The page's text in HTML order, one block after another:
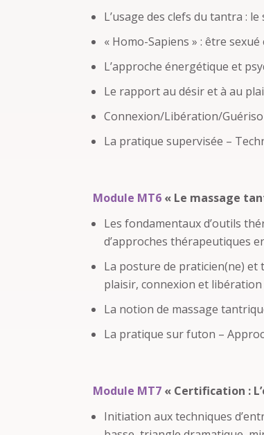
L’usage des clefs du tantra :
« Homo-Sapiens » : être
L’approche énergétique et
Le rapport au désir et à au
Connexion/Libération/
La pratique supervisée –
Module MT6 « Le massage
Les fondamentaux d’outils
d’approches thérapeutiques
La posture de praticien(ne) et
plaisir, connexion et
La notion de massage
La pratique sur futon –
Module MT7 « Certification :
Initiation aux techniques